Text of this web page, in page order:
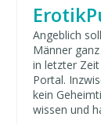
Angeblich
Männer
in letzter
Portal.
kein
wissen und